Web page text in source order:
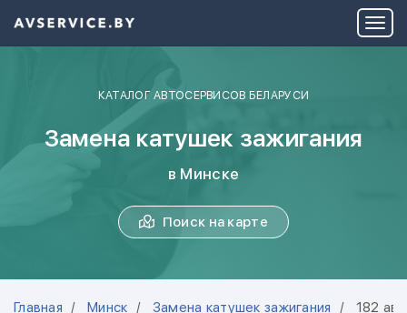
КАТАЛОГ АВТОСЕРВИСОВ БЕЛАРУСИ
Замена катушек зажигания
в Минске
Поиск на карте
Главная Минск Замена катушек зажигания 182